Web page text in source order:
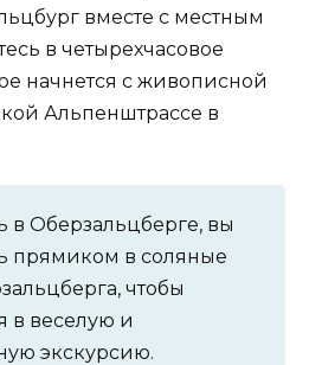
вместе с местным
в четырехчасовое
начнется с живописной
Альпенштрассе в
в Оберзальцберге, вы
прямиком в соляные
чтобы
в веселую и
экскурсию.